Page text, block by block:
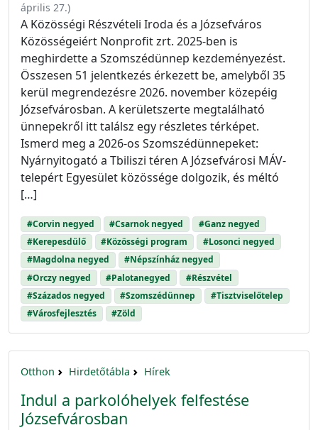
április 27.)
A Közösségi Részvételi Iroda és a Józsefváros
Közösségeiért Nonprofit zrt. 2025-ben is
meghirdette a Szomszédünnep kezdeményezést.
Összesen 51 jelentkezés érkezett be, amelyből 35
kerül megrendezésre 2026. november közepéig
Józsefvárosban. A kerületszerte megtalálható
ünnepekről itt találsz egy részletes térképet.
Ismerd meg a 2026-os Szomszédünnepeket:
Nyárnyitogató a Tbiliszi téren A Józsefvárosi MÁV-
telepért Egyesület közössége dolgozik, és méltó
[…]
#Corvin negyed #Csarnok negyed
#Ganz negyed
#Kerepesdülő
#Közösségi program
#Losonci negyed
#Magdolna negyed
#Népszínház negyed
#Orczy negyed
#Palotanegyed
#Részvétel
#Százados negyed
#Szomszédünnep
#Tisztviselőtelep
#Városfejlesztés
#Zöld
Otthon Hirdetőtábla Hírek
Indul a parkolóhelyek felfestése
Józsefvárosban